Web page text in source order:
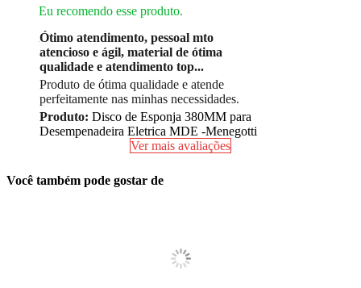
Eu recomendo esse produto.
Ótimo atendimento, pessoal mto
atencioso e ágil, material de ótima
qualidade e atendimento top...
Produto de ótima qualidade e atende
perfeitamente nas minhas necessidades.
Produto: Disco de Esponja 380MM para
Desempenadeira Eletrica MDE -Menegotti
Ver mais avaliações
Você também pode gostar de